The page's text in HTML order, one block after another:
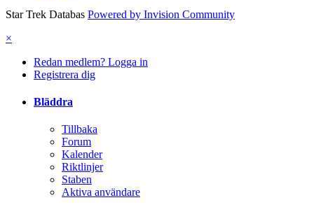
Star Trek Databas Powered by Invision Community
×
Redan medlem? Logga in
Registrera dig
Bläddra
Tillbaka
Forum
Kalender
Riktlinjer
Staben
Aktiva användare